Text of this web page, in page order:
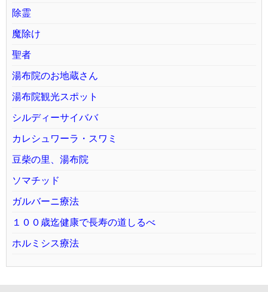
除霊
魔除け
聖者
湯布院のお地蔵さん
湯布院観光スポット
シルディーサイババ
カレシュワーラ・スワミ
豆柴の里、湯布院
ソマチッド
ガルバーニ療法
１００歳迄健康で長寿の道しるべ
ホルミシス療法